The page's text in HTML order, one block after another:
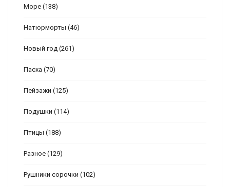
Море (138)
Натюрморты (46)
Новый год (261)
Пасха (70)
Пейзажи (125)
Подушки (114)
Птицы (188)
Разное (129)
Рушники сорочки (102)